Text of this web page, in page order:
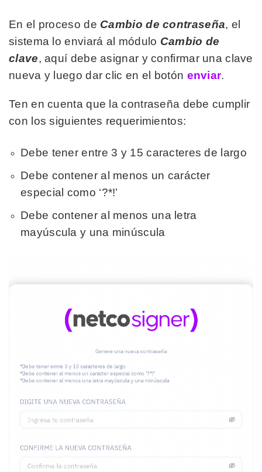
En el proceso de Cambio de contraseña, el
sistema lo enviará al módulo Cambio de
clave, aquí debe asignar y confirmar una clave
nueva y luego dar clic en el botón enviar.
Ten en cuenta que la contraseña debe cumplir
con los siguientes requerimientos:
Debe tener entre 3 y 15 caracteres de largo
Debe contener al menos un carácter
especial como ‘?*!’
Debe contener al menos una letra
mayúscula y una minúscula